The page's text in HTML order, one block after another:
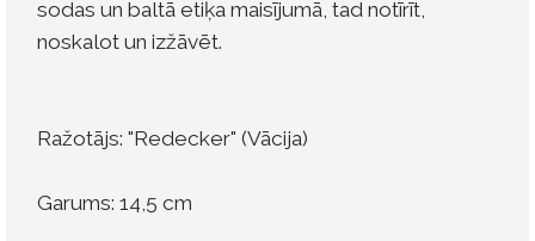
sodas un baltā etiķa maisījumā, tad notīrīt,
noskalot un izžāvēt.
Ražotājs: "Redecker" (Vācija)
Garums: 14,5 cm